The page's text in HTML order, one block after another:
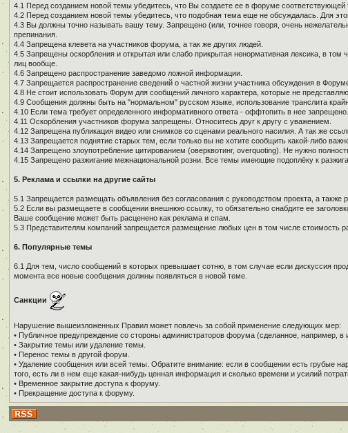
4.1 Перед созданием новой темы убедитесь, что Вы создаете ее в форуме соответствующей
4.2 Перед созданием новой темы убедитесь, что подобная тема еще не обсуждалась. Для
4.3 Вы должны точно называть вашу тему. Запрещено (или, точнее говоря, очень
препинания.
4.4 Запрещена клевета на участников форума, а так же других людей.
4.5 Запрещены оскорбления и открытая или слабо прикрытая ненормативная лексика, в
лиц вообще.
4.6 Запрещено распространение заведомо ложной информации.
4.7 Запрещается распространение сведений о частной жизни участника обсуждения в
4.8 Не стоит использовать Форум для сообщений личного характера, которые не
4.9 Сообщения должны быть на "нормальном" русском языке, использование транслита
4.10 Если тема требует определенного информативного ответа - оффтопить в нее
4.11 Оскорбления участников форума запрещены. Относитесь друг к другу с уважением.
4.12 Запрещена публикация видео или снимков со сценами реального насилия. А так же
4.13 Запрещается поднятие старых тем, если только вы не хотите сообщить какой-либо
4.14 Запрещено злоупотребление цитированием (оверквотинг, overquoting). Не нужно
4.15 Запрещено разжигание межнациональной розни. Все темы имеющие подоплёку к
5. Реклама и ссылки на другие сайты
5.1 Запрещается размещать объявления без согласования с руководством проекта, а также
5.2 Если вы размещаете в сообщении внешнюю ссылку, то обязательно снабдите ее
Ваше сообщение может быть расценено как реклама и спам.
5.3 Представителям компаний запрещается размещение любых цен в том числе стоимость
6. Популярные темы
6.1 Для тем, число сообщений в которых превышает сотню, в том случае если дискуссия
момента все новые сообщения должны появляться в новой теме.
Санкции
Нарушение вышеизложенных Правил может повлечь за собой применение следующих мер:
• Публичное предупреждение со стороны администраторов форума (сделанное, например,
• Закрытие темы или удаление темы.
• Перенос темы в другой форум.
• Удаление сообщения или всей темы. Обратите внимание: если в сообщении есть грубые
того, есть ли в нем еще какая-нибудь ценная информация и сколько времени и усилий
• Временное закрытие доступа к форуму.
• Прекращение доступа к форуму.